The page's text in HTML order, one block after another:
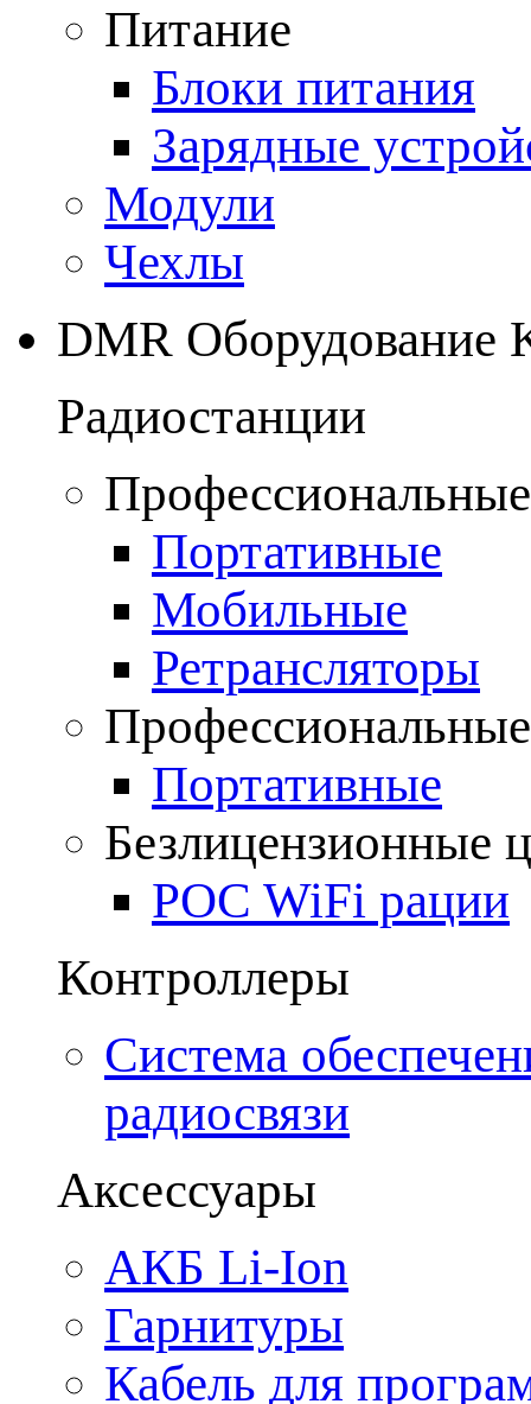
Питание
Блоки питания
Зарядные
Модули
Чехлы
DMR Оборудование
Радиостанции
Портативные
Мобильные
Ретрансляторы
Портативные
Безлицензионные
POC WiFi рации
Контроллеры
Система
радиосвязи
Аксессуары
АКБ Li-Ion
Гарнитуры
Кабель для